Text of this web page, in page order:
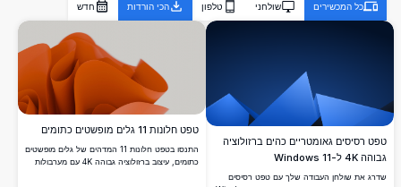
כל המכשירים שולחני טלפון הכי הורדות חדש
טפט רסיסים גאומטריים כהים ברזולוציה
גבוהה 4K ל-Windows 11
שדרג את שולחן העבודה שלך עם טפט רסיסים
טפט חלונות 11 גלים מופשטים כתומים
התנסו בטפט חלונות 11 המדהים של גלים מופשטים
כתומים, עיצוב ברזולוציה גבוהה 4K עם מערבולות